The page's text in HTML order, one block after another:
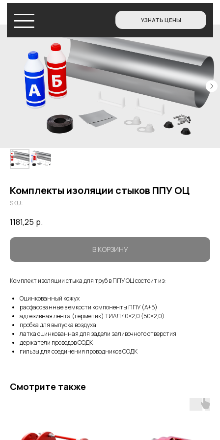
УЗНАТЬ ЦЕНЫ
МАГАЗИН
Комплекты изоляции стыков ППУ ОЦ
SKU:
1181,25 р.
В КОРЗИНУ
Комплект изоляции стыка для труб в ППУ ОЦ состоит из:
Оцинкованный кожух
расфасованные в емкости компоненты ППУ (А+Б)
адгезивная лента (герметик) ТИАЛ 40×2,0 (50×2,0)
пробка для выпуска воздуха
латка оцинкованная для задели заливочного отверстия
держатели проводов СОДК
гильзы для соединения проводников СОДК
Смотрите также